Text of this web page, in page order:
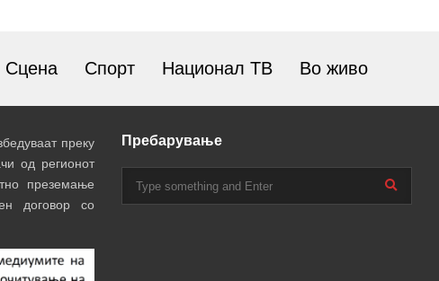
Сцена Спорт Национал ТВ Во живо
преку
од регионот
преземање
договор со
Пребарување